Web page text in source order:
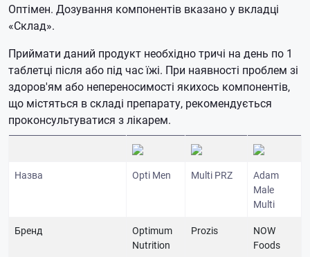
Оптімен. Дозування компонентів вказано у вкладці
«Склад».
Приймати даний продукт необхідно тричі на день по 1
таблетці після або під час їжі. При наявності проблем зі
здоров'ям або непереносимості якихось компонентів,
що містяться в складі препарату, рекомендується
проконсультуватися з лікарем.
Назва Opti Men Multi PRZ
Adam
Male
Multi
Бренд
Optimum
Nutrition
Prozis
NOW
Foods